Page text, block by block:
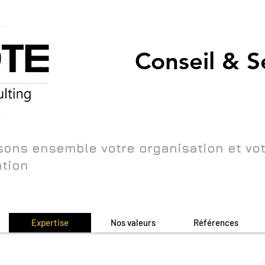
Conseil &
ensemble votre organisation et
Expertise Nos valeurs Références